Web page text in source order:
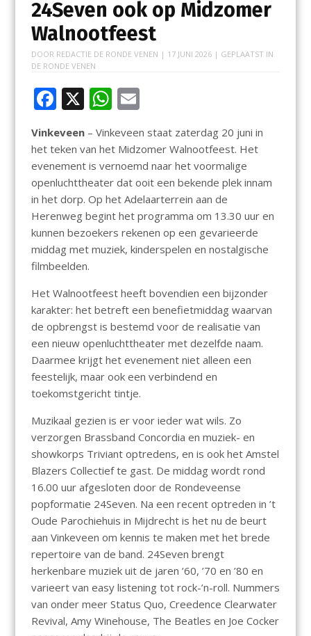
24Seven ook op Midzomer
Walnootfeest
DOOR REDACTIE DE RONDE VENEN | 17 JUNI 2026| GEPLAATST IN
DE RONDE VENEN
F
e
b
o
o
k
X W
at
s
A
p
p
E
ai
l
Vinkeveen– Vinkeveen staat zaterdag 20 juni in
het teken van het Midzomer Walnootfeest. Het
evenement is vernoemd naar het voormalige
openluchttheater dat ooit een bekende plek innam
in het dorp. Op het Adelaarterrein aan de
Herenweg begint het programma om 13.30 uur en
kunnen bezoekers rekenen op een gevarieerde
middag met muziek, kinderspelen en nostalgische
filmbeelden.
Het Walnootfeest heeft bovendien een bijzonder
karakter: het betreft een benefietmiddag waarvan
de opbrengst is bestemd voor de realisatie van
een nieuw openluchttheater met dezelfde naam.
Daarmee krijgt het evenement niet alleen een
feestelijk, maar ook een verbindend en
toekomstgericht tintje.
Muzikaal gezien is er voor ieder wat wils. Zo
verzorgen Brassband Concordia en muziek- en
showkorps Triviant optredens, en is ook het Amstel
Blazers Collectief te gast. De middag wordt rond
16.00 uur afgesloten door de Rondeveense
popformatie 24Seven. Na een recent optreden in ’t
Oude Parochiehuis in Mijdrecht is het nu de beurt
aan Vinkeveen om kennis te maken met het brede
repertoire van de band. 24Seven brengt
herkenbare muziek uit de jaren ’60, ’70 en ’80 en
varieert van easy listening tot rock-’n-roll. Nummers
van onder meer Status Quo, Creedence Clearwater
Revival, Amy Winehouse, The Beatles en Joe Cocker